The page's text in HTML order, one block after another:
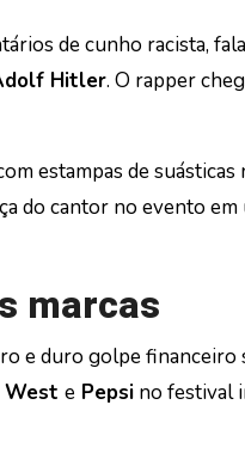
de cunho racista,
Hitler. O rapper
estampas de
do cantor no evento
marcas
e duro golpe
West e Pepsi no festival